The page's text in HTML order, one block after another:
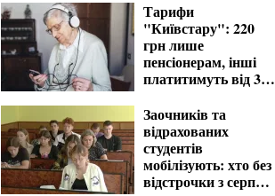
Тарифи
"Київстару": 220
грн лише
пенсіонерам, інші
платитимуть від 370
Заочників та
відрахованих
студентів
мобілізують: хто без
відстрочки з серпня